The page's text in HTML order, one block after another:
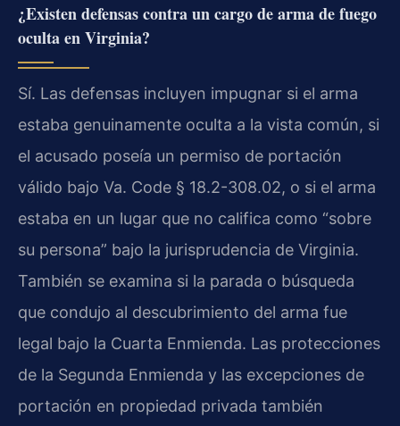
¿Existen defensas contra un cargo de arma de fuego
oculta en Virginia?
Sí. Las defensas incluyen impugnar si el arma
estaba genuinamente oculta a la vista común, si
el acusado poseía un permiso de portación
válido bajo Va. Code § 18.2-308.02, o si el arma
estaba en un lugar que no califica como “sobre
su persona” bajo la jurisprudencia de Virginia.
También se examina si la parada o búsqueda
que condujo al descubrimiento del arma fue
legal bajo la Cuarta Enmienda. Las protecciones
de la Segunda Enmienda y las excepciones de
portación en propiedad privada también